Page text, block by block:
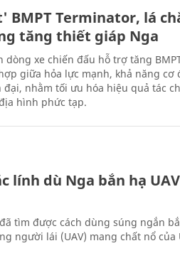
BMPT Terminator, lá
tăng thiết giáp Nga
dòng xe chiến đấu hỗ trợ tăng
giữa hỏa lực mạnh, khả năng cơ
đại, nhằm tối ưu hóa hiệu quả tác
hình phức tạp.
lính dù Nga bắn hạ
tìm được cách dùng súng ngắn
người lái (UAV) mang chất nổ của